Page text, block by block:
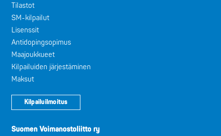
Tilastot
SM-kilpailut
Lisenssit
Antidopingsopimus
Maajoukkueet
Kilpailuiden järjestäminen
Maksut
Kilpailuilmoitus
Suomen Voimanostoliitto ry